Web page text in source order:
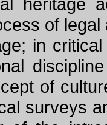
heritage
of
in
of
surveys